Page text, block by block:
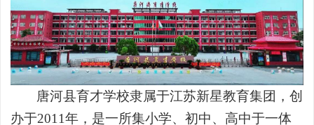
唐河县育才学校隶属于江苏新星教育集团，创
办于2011年，是一所集小学、初中、高中于一体